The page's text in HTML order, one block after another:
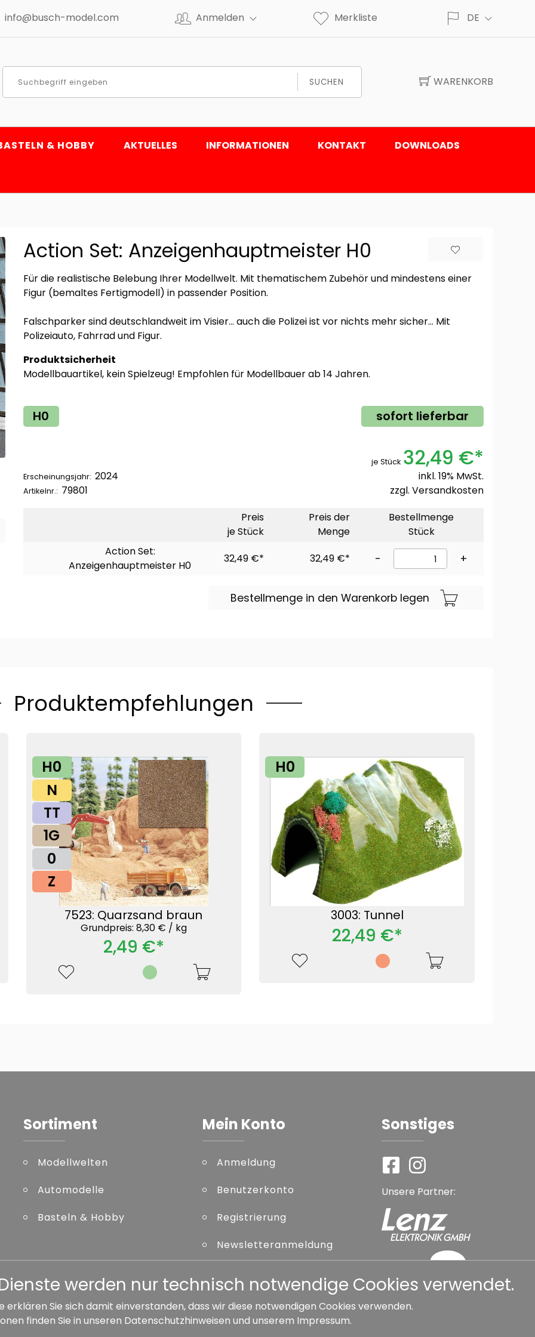
info@busch-model.com Anmelden Merkliste DE
SUCHEN WARENKORB
& HOBBY AKTUELLES INFORMATIONEN KONTAKT DOWNLOADS
Action Set: Anzeigenhauptmeister H0
Für die realistische Belebung Ihrer Modellwelt. Mit thematischem Zubehör und mindestens einer
Figur (bemaltes Fertigmodell) in passender Position.
Falschparker sind deutschlandweit im Visier... auch die Polizei ist vor nichts mehr sicher... Mit
Polizeiauto, Fahrrad und Figur.
Produktsicherheit
Modellbauartikel, kein Spielzeug! Empfohlen für Modellbauer ab 14 Jahren.
H0 sofort lieferbar
Erscheinungsjahr: 2024
Artikelnr.: 79801
je Stück 32,49 €*
inkl. 19% MwSt.
zzgl. Versandkosten
Preis
je Stück
Preis der
Menge
Bestellmenge
Stück
Action Set:
Anzeigenhauptmeister H0
32,49 €* 32,49 €* - +
Bestellmenge in den Warenkorb legen
Produktempfehlungen
H0
N
TT
1G
0
Z
7523: Quarzsand braun
Grundpreis: 8,30 € / kg
2,49 €*
H0
3003: Tunnel
22,49 €*
Sortiment
Modellwelten
Automodelle
Basteln & Hobby
Mein Konto
Anmeldung
Benutzerkonto
Registrierung
Newsletteranmeldung
Sonstiges
Unsere Partner:
werden nur technisch notwendige Cookies verwendet.
erklären Sie sich damit einverstanden, dass wir diese notwendigen Cookies verwenden.
finden Sie in unseren Datenschutzhinweisen und unserem Impressum.